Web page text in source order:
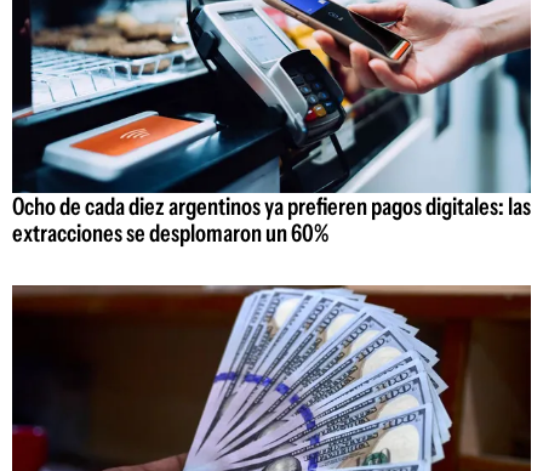
Ocho de cada diez argentinos ya prefieren pagos digitales: las
extracciones se desplomaron un 60%